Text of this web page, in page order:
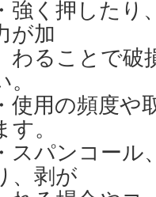
・強く押した
が加
わることで破
。
・使用の頻度
す。
・スパンコー
、剥が